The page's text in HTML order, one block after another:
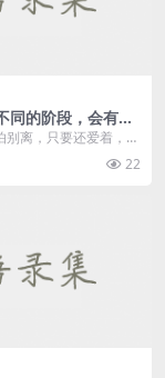
同的阶段，会有不
。 ——《前任3》
别离，只要还爱着，只
想念的人，一定会在
柔的姿...
22